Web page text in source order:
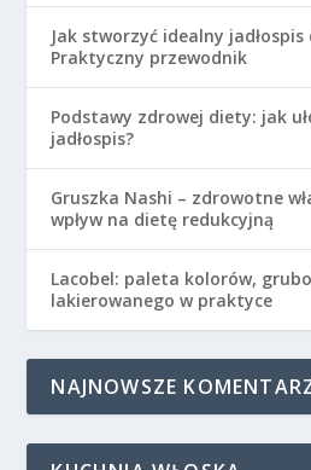
Jak stworzyć idealny
Praktyczny przewodnik
Podstawy zdrowej diety: jak
jadłospis?
Gruszka Nashi – zdrowotne
wpływ na dietę redukcyjną
Lacobel: paleta kolorów,
lakierowanego w praktyce
NAJNOWSZE